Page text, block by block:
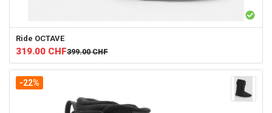
Ride OCTAVE
319.00 CHF399.00 CHF
-22%